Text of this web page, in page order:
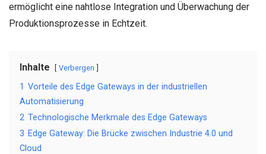
ermöglicht eine nahtlose Integration und Überwachung der
Produktionsprozesse in Echtzeit.
Inhalte Verbergen
1 Vorteile des Edge Gateways in der industriellen
Automatisierung
2 Technologische Merkmale des Edge Gateways
3 Edge Gateway: Die Brücke zwischen Industrie 4.0 und
Cloud